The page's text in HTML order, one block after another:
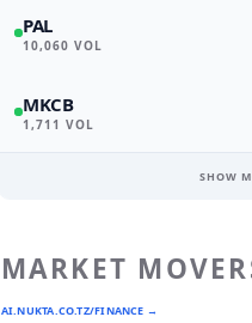
PAL
10,060 VOL
MKCB
1,711 VOL
SHOW
MARKET
AI.NUKTA.CO.TZ/FINANCE →